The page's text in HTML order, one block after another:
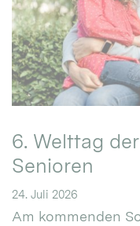
6. Welttag
Senioren
24. Juli 2026
Am kommenden